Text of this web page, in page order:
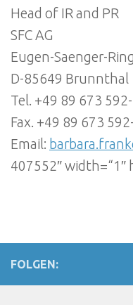
Head of IR and PR
SFC AG
Eugen-Saenger-
D-85649 Brunnthal
Tel. +49 89 673
Fax. +49 89 673
Email:
407552″ width=“1″
FOLGEN: